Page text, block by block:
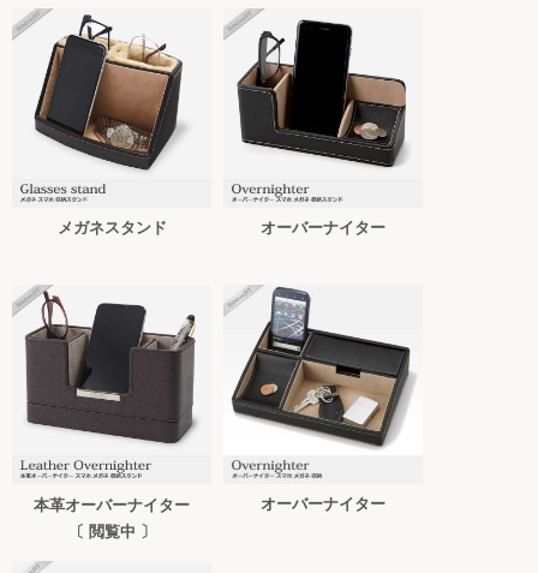
メガネスタンド オーバーナイター
本革オーバーナイター
〔 閲覧中 〕
オーバーナイター